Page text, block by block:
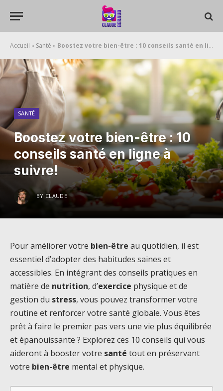
Accueil » Santé » Boostez votre bien-être : 10 conseils santé en ligne à suivre!
SANTÉ
Boostez votre bien-être : 10
conseils santé en ligne à
suivre!
BY CLAUDE
Pour améliorer votre bien-être au quotidien, il est
essentiel d’adopter des habitudes saines et
accessibles. En intégrant des conseils pratiques en
matière de nutrition, d’exercice physique et de
gestion du stress, vous pouvez transformer votre
routine et renforcer votre santé globale. Vous êtes
prêt à faire le premier pas vers une vie plus équilibrée
et épanouissante ? Explorez ces 10 conseils qui vous
aideront à booster votre santé tout en préservant
votre bien-être mental et physique.